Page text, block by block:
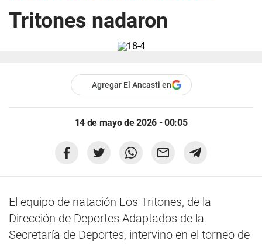
Tritones nadaron
Agregar El Ancasti en
14 de mayo de 2026 - 00:05
El equipo de natación Los Tritones, de la
Dirección de Deportes Adaptados de la
Secretaría de Deportes, intervino en el torneo de